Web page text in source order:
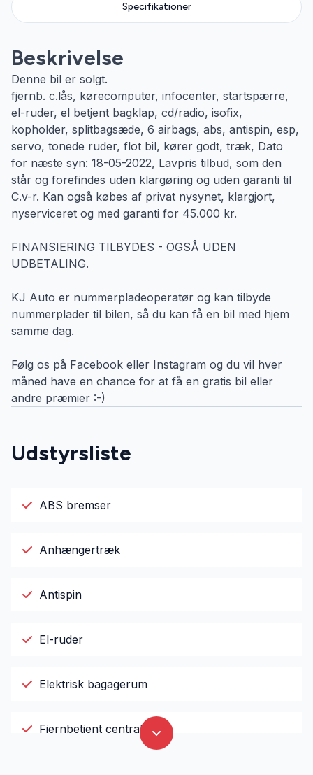
Specifikationer
Beskrivelse
Denne bil er solgt.
fjernb. c.lås, kørecomputer, infocenter, startspærre,
el-ruder, el betjent bagklap, cd/radio, isofix,
kopholder, splitbagsæde, 6 airbags, abs, antispin, esp,
servo, tonede ruder, flot bil, kører godt, træk, Dato
for næste syn: 18-05-2022, Lavpris tilbud, som den
står og forefindes uden klargøring og uden garanti til
C.v-r. Kan også købes af privat nysynet, klargjort,
nyserviceret og med garanti for 45.000 kr.
FINANSIERING TILBYDES - OGSÅ UDEN
UDBETALING.
KJ Auto er nummerpladeoperatør og kan tilbyde
nummerplader til bilen, så du kan få en bil med hjem
samme dag.
Følg os på Facebook eller Instagram og du vil hver
måned have en chance for at få en gratis bil eller
andre præmier :-)
Udstyrsliste
ABS bremser
Anhængertræk
Antispin
El-ruder
Elektrisk bagagerum
Fjernbetjent centrallås